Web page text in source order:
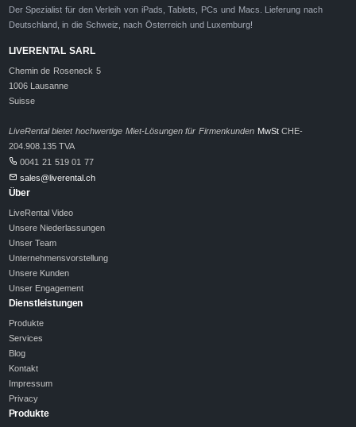
Der Spezialist für den Verleih von iPads, Tablets, PCs und Macs. Lieferung nach
Deutschland, in die Schweiz, nach Österreich und Luxemburg!
LIVERENTAL SARL
Chemin de Roseneck 5
1006 Lausanne
Suisse
LiveRental bietet hochwertige Miet-Lösungen für Firmenkunden MwStCHE-
204.908.135 TVA
0041 21 519 01 77
sales@liverental.ch
Über
LiveRental Video
Unsere Niederlassungen
Unser Team
Unternehmensvorstellung
Unsere Kunden
Unser Engagement
Dienstleistungen
Produkte
Services
Blog
Kontakt
Impressum
Privacy
Produkte